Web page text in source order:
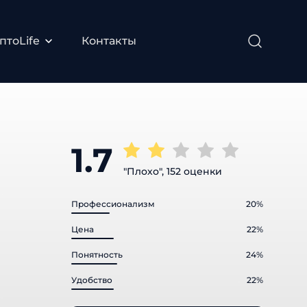
Контакты
1.7 "Плохо", 152 оценки
Профессионализм 20%
Цена 22%
Понятность 24%
Удобство 22%